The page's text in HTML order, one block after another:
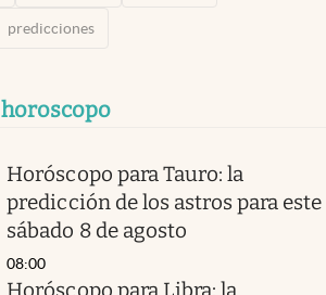
predicciones
horoscopo
Horóscopo para Tauro: la
predicción de los astros para este
sábado 8 de agosto
08:00